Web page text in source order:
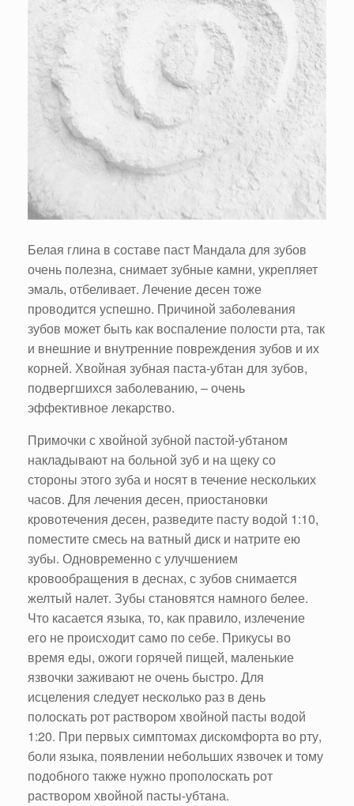
Белая глина в составе паст Мандала для зубов
очень полезна, снимает зубные камни, укрепляет
эмаль, отбеливает. Лечение десен тоже
проводится успешно. Причиной заболевания
зубов может быть как воспаление полости рта, так
и внешние и внутренние повреждения зубов и их
корней. Хвойная зубная паста-убтан для зубов,
подвергшихся заболеванию, – очень
эффективное лекарство.
Примочки с хвойной зубной пастой-убтаном
накладывают на больной зуб и на щеку со
стороны этого зуба и носят в течение нескольких
часов. Для лечения десен, приостановки
кровотечения десен, разведите пасту водой 1:10,
поместите смесь на ватный диск и натрите ею
зубы. Одновременно с улучшением
кровообращения в деснах, с зубов снимается
желтый налет. Зубы становятся намного белее.
Что касается языка, то, как правило, излечение
его не происходит само по себе. Прикусы во
время еды, ожоги горячей пищей, маленькие
язвочки заживают не очень быстро. Для
исцеления следует несколько раз в день
полоскать рот раствором хвойной пасты водой
1:20. При первых симптомах дискомфорта во рту,
боли языка, появлении небольших язвочек и тому
подобного также нужно прополоскать рот
раствором хвойной пасты-убтана.